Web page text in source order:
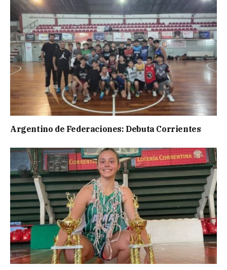
Argentino de Federaciones: Debuta Corrientes